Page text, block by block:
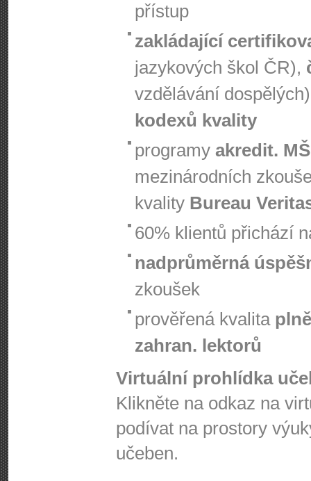
přístup
zakládající
jazykových škol ČR),
vzdělávání
kodexů kvality
programy akredit.
mezinárodních
kvality Bureau
60% klientů přichází
nadprůměrná
zkoušek
prověřená kvalita
zahran. lektorů
Virtuální prohlídka
Klikněte na odkaz na
podívat na prostory
učeben.